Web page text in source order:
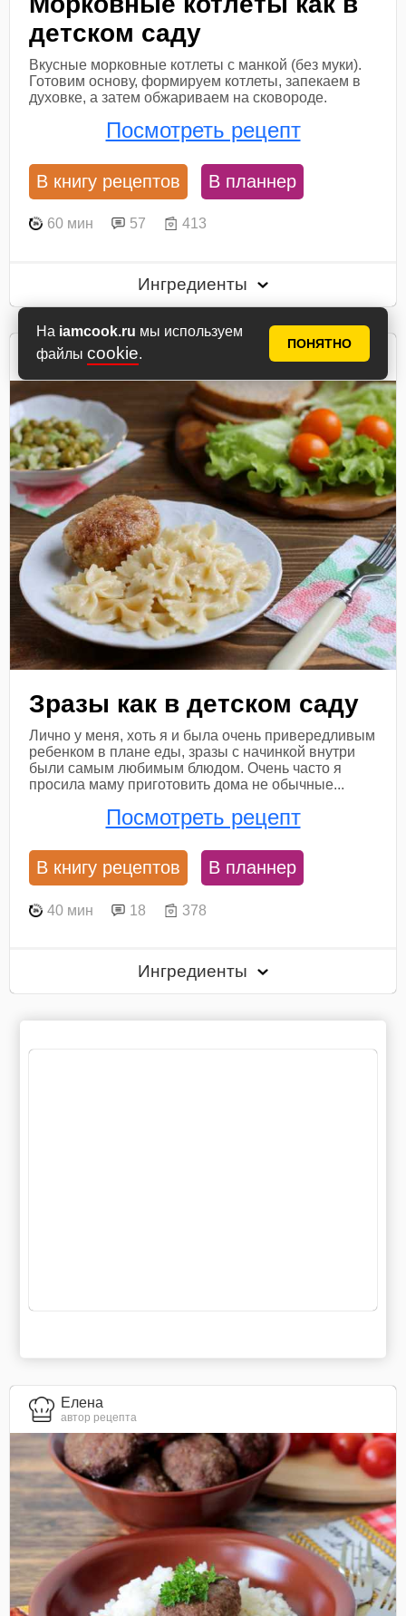
На iamcook.ru мы используем
файлы cookie.
ПОНЯТНО
детском саду
Вкусные морковные котлеты с манкой (без муки).
Готовим основу, формируем котлеты, запекаем в
духовке, а затем обжариваем на сковороде.
Посмотреть рецепт
В книгу рецептов В планнер
60 мин 57 413
Ингредиенты
Natali
автор рецепта
Зразы как в детском саду
Лично у меня, хоть я и была очень привередливым
ребенком в плане еды, зразы с начинкой внутри
были самым любимым блюдом. Очень часто я
просила маму приготовить дома не обычные...
Посмотреть рецепт
В книгу рецептов В планнер
40 мин 18 378
Ингредиенты
Елена
автор рецепта